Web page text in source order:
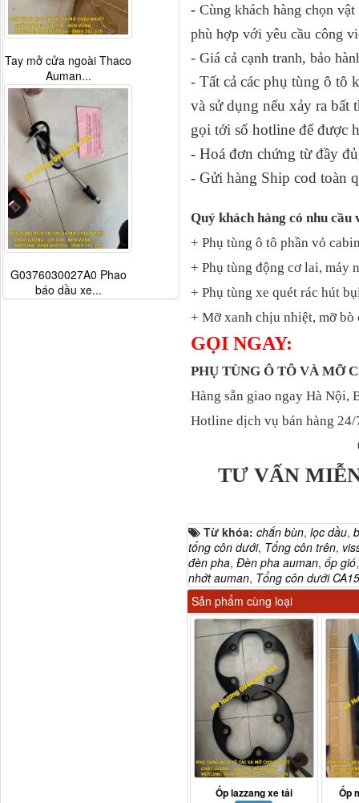
- Cùng khách hàng chọn
phù hợp với yêu cầu công
- Giá cả cạnh tranh, bảo
- Tất cả các phụ tùng ô tô
và sử dụng nếu xảy ra
gọi tới số hotline để được
- Hoá đơn chứng từ đầy
- Gửi hàng Ship cod toàn
Quý khách hàng có nhu cầu
+ Phụ tùng ô tô phần vỏ
+ Phụ tùng động cơ lai, máy
+ Phụ tùng xe quét rác hút
+ Mỡ xanh chịu nhiệt, mỡ
GỌI NGAY:
PHỤ TÙNG Ô TÔ VÀ MỠ
Hàng sẵn giao ngay Hà Nội,
Hotline dịch vụ bán hàng 24/
TƯ VẤN
Từ khóa: chắn bùn, lọc dầu,
tổng côn dưới, Tổng côn trên,
đèn pha, Đèn pha auman, ốp gió
nhớt auman, Tổng côn dưới
Sản phẩm cùng loại
Ốp lazzang xe tải
Ốp
Tay mở cửa ngoài Thaco
Auman...
G0376030027A0 Phao
báo dầu xe...